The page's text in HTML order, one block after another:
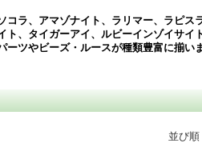
コラ、アマゾナイト、ラリマー、ラピス
ト、タイガーアイ、ルビーインゾイサイ
ーツやビーズ・ルースが種類豊富に揃いま
並び順